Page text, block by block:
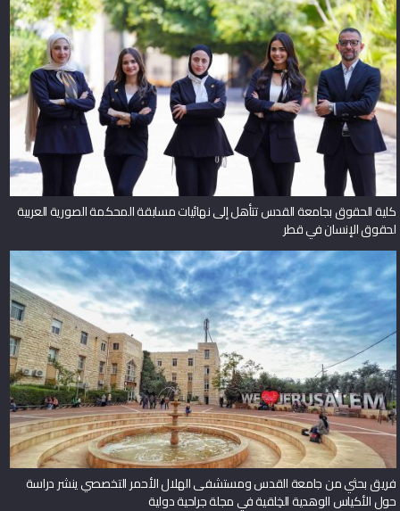
كلية الحقوق بجامعة القدس تتأهل إلى نهائيات مسابقة المحكمة الصورية العربية
لحقوق الإنسان في قطر
فريق بحثي من جامعة القدس ومستشفى الهلال الأحمر التخصصي ينشر دراسة
حول الأكياس الوهدية الخِلقية في مجلة جراحية دولية